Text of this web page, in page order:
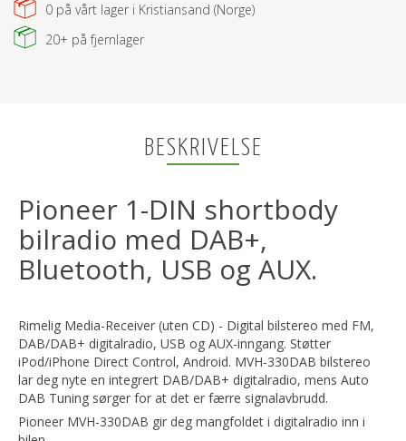
0 på vårt lager i Kristiansand (Norge)
20+ på fjernlager
BESKRIVELSE
Pioneer 1-DIN shortbody
bilradio med DAB+,
Bluetooth, USB og AUX.
Rimelig Media-Receiver (uten CD) - Digital bilstereo med FM,
DAB/DAB+ digitalradio, USB og AUX-inngang. Støtter
iPod/iPhone Direct Control, Android. MVH-330DAB bilstereo
lar deg nyte en integrert DAB/DAB+ digitalradio, mens Auto
DAB Tuning sørger for at det er færre signalavbrudd.
Pioneer MVH-330DAB gir deg mangfoldet i digitalradio inn i